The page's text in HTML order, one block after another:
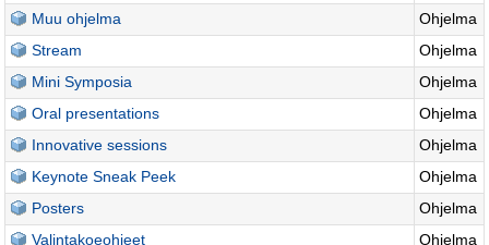
Muu ohjelma
Ohjelma
Stream
Ohjelma
Mini Symposia
Ohjelma
Oral presentations
Ohjelma
Innovative sessions
Ohjelma
Keynote Sneak Peek
Ohjelma
Posters
Ohjelma
Valintakoeohjeet
Ohjelma